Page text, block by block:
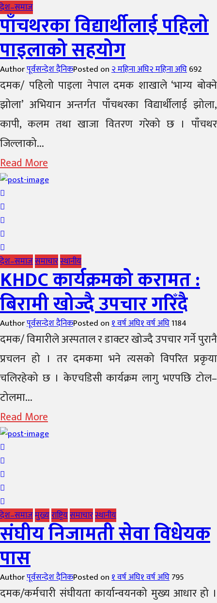
देश–समाज
पाँचथरका विद्यार्थीलाई पहिलो
पाइलाको सहयोग
Authorपूर्वसन्देश दैनिकPosted on२ महिना अघि२ महिना अघि692
दमक/ पहिलो पाइला नेपाल दमक शाखाले ‘भाग्य बोक्ने
झोला’ अभियान अन्तर्गत पाँचथरका विद्यार्थीलाई झोला,
कापी, कलम तथा खाजा वितरण गरेको छ । पाँचथर
जिल्लाको...
Read More
देश–समाजसमाचारस्थानीय
KHDC कार्यक्रमको करामत :
बिरामी खोज्दै उपचार गरिँदै
Authorपूर्वसन्देश दैनिकPosted on१ वर्ष अघि१ वर्ष अघि1184
दमक/ विमारीले अस्पताल र डाक्टर खोज्दै उपचार गर्ने पुरानै
प्रचलन हो । तर दमकमा भने त्यसको विपरित प्रकृया
चलिरहेको छ । केएचडिसी कार्यक्रम लागु भएपछि टोल–
टोलमा...
Read More
देश–समाजमुख्यराष्ट्रियसमाचारस्थानीय
संघीय निजामती सेवा विधेयक
पास
Authorपूर्वसन्देश दैनिकPosted on१ वर्ष अघि१ वर्ष अघि795
दमक/कर्मचारी संघीयता कार्यान्वयनको मुख्य आधार हो ।